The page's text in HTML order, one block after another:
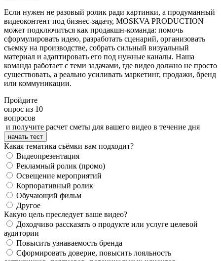
Если нужен не разовый ролик ради картинки, а продуманный
видеоконтент под бизнес-задачу, MOSKVA PRODUCTION
может подключиться как продакшн-команда: помочь
сформулировать идею, разработать сценарий, организовать
съемку на производстве, собрать сильный визуальный
материал и адаптировать его под нужные каналы. Наша
команда работает с теми задачами, где видео должно не просто
существовать, а реально усиливать маркетинг, продажи, бренд
или коммуникации.
Пройдите
опрос из 10
вопросов
и получите расчет сметы для вашего видео в течение дня
начать тест
Какая тематика съёмки вам подходит?
Видеопрезентация
Рекламный ролик (промо)
Освещение мероприятий
Корпоративный ролик
Обучающий фильм
Другое
Какую цель преследует ваше видео?
Доходчиво рассказать о продукте или услуге целевой
аудитории
Повысить узнаваемость бренда
Сформировать доверие, повысить лояльность